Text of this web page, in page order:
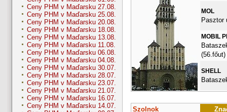
Ceny PHM v Maďarsku 27.08.
Ceny PHM v Maďarsku 25.08.
Ceny PHM v Maďarsku 20.08.
Ceny PHM v Maďarsku 18.08.
Ceny PHM v Maďarsku 13.08.
Ceny PHM v Maďarsku 11.08.
Ceny PHM v Maďarsku 06.08.
Ceny PHM v Maďarsku 04.08.
Ceny PHM v Maďarsku 30.07.
Ceny PHM v Maďarsku 28.07.
Ceny PHM v Maďarsku 23.07.
Ceny PHM v Maďarsku 21.07.
Ceny PHM v Maďarsku 16.07.
Ceny PHM v Maďarsku 14.07.
MOL
Pasztor
MOBIL
(56.főut)
SHELL
Szolnok